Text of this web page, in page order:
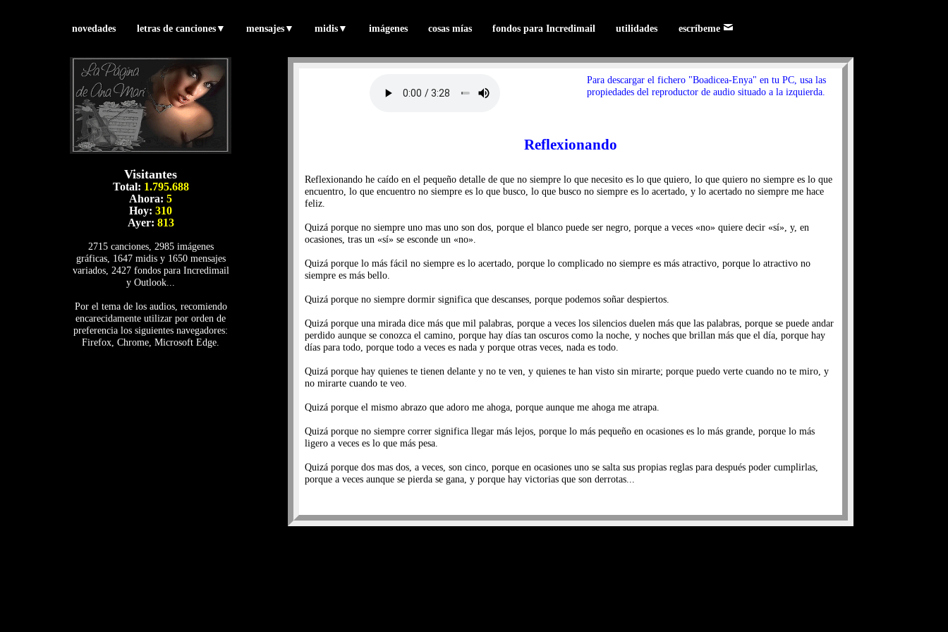
novedades letras de canciones▼ mensajes▼ midis▼ imágenes cosas mías fondos para Incredimail utilidades escríbeme
Visitantes
Total: 1.795.688
Ahora:5
Hoy:310
Ayer: 813
2715 canciones, 2985 imágenes
gráficas, 1647 midis y 1650 mensajes
variados, 2427 fondos para Incredimail
y Outlook...
Por el tema de los audios, recomiendo
encarecidamente utilizar por orden de
preferencia los siguientes navegadores:
Firefox, Chrome, Microsoft Edge.
Para descargar el fichero "Boadicea-Enya" en tu PC, usa las
propiedades del reproductor de audio situado a la izquierda.
Reflexionando
Reflexionando he caído en el pequeño detalle de que no siempre lo que necesito es lo que quiero, lo que quiero no siempre es lo que
encuentro, lo que encuentro no siempre es lo que busco, lo que busco no siempre es lo acertado, y lo acertado no siempre me hace
feliz.
Quizá porque no siempre uno mas uno son dos, porque el blanco puede ser negro, porque a veces «no» quiere decir «sí», y, en
ocasiones, tras un «sí» se esconde un «no».
Quizá porque lo más fácil no siempre es lo acertado, porque lo complicado no siempre es más atractivo, porque lo atractivo no
siempre es más bello.
Quizá porque no siempre dormir significa que descanses, porque podemos soñar despiertos.
Quizá porque una mirada dice más que mil palabras, porque a veces los silencios duelen más que las palabras, porque se puede andar
perdido aunque se conozca el camino, porque hay días tan oscuros como la noche, y noches que brillan más que el día, porque hay
días para todo, porque todo a veces es nada y porque otras veces, nada es todo.
Quizá porque hay quienes te tienen delante y no te ven, y quienes te han visto sin mirarte; porque puedo verte cuando no te miro, y
no mirarte cuando te veo.
Quizá porque el mismo abrazo que adoro me ahoga, porque aunque me ahoga me atrapa.
Quizá porque no siempre correr significa llegar más lejos, porque lo más pequeño en ocasiones es lo más grande, porque lo más
ligero a veces es lo que más pesa.
Quizá porque dos mas dos, a veces, son cinco, porque en ocasiones uno se salta sus propias reglas para después poder cumplirlas,
porque a veces aunque se pierda se gana, y porque hay victorias que son derrotas...